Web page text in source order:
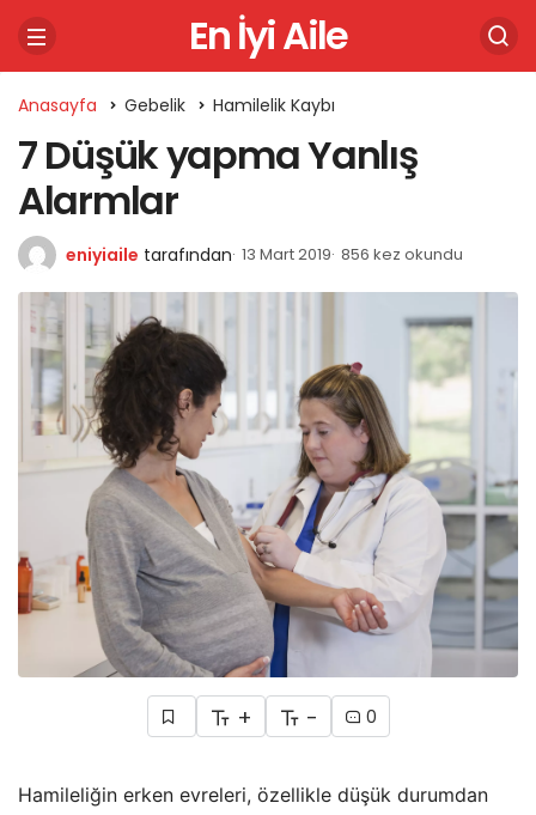
En İyi Aile
Anasayfa Gebelik Hamilelik Kaybı
7 Düşük yapma Yanlış
Alarmlar
eniyiaile tarafından 13 Mart 2019 856 kez okundu
+ - 0
Hamileliğin erken evreleri, özellikle düşük durumdan